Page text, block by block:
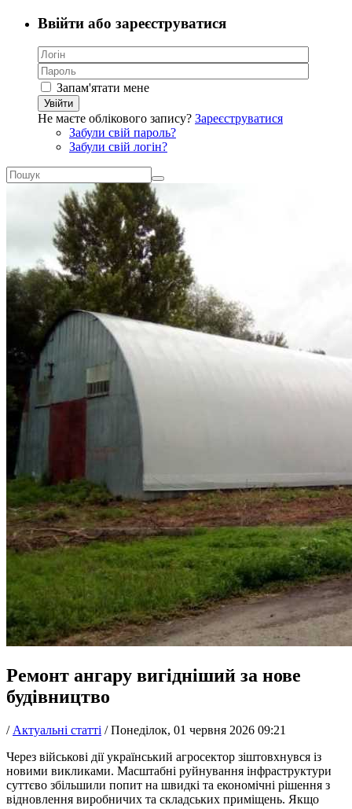
Ввійти або зареєструватися
Запам'ятати мене
Увійти
Не маєте облікового запису? Зареєструватися
Забули свій пароль?
Забули свій логін?
Ремонт ангару вигідніший за нове
будівництво
/ Актуальні статті /Понеділок, 01 червня 2026 09:21
Через військові дії український агросектор зіштовхнувся із
новими викликами. Масштабні руйнування інфраструктури
суттєво збільшили попит на швидкі та економічні рішення з
відновлення виробничих та складських приміщень. Якщо